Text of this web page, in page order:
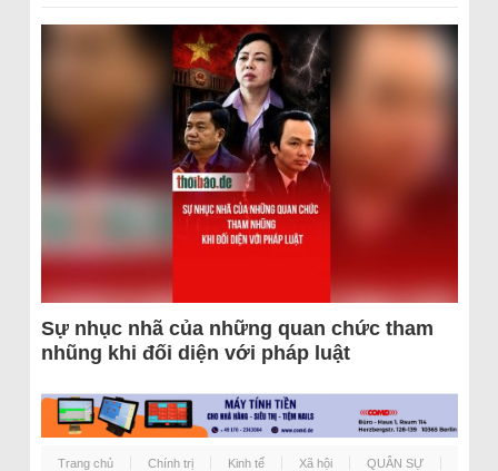
Sự nhục nhã của những quan chức tham
nhũng khi đối diện với pháp luật
Trang chủ Chính trị Kinh tế Xã hội QUÂN SỰ